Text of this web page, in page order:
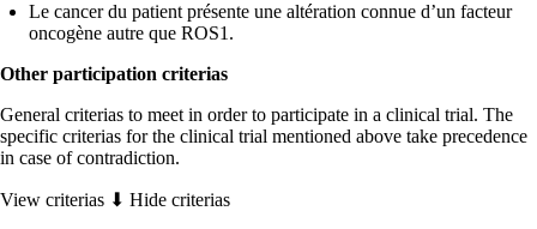
Le cancer du patient présente une altération connue d’un facteur
oncogène autre que ROS1.
Other participation criterias
General criterias to meet in order to participate in a clinical trial. The
specific criterias for the clinical trial mentioned above take precedence
in case of contradiction.
View criterias ⬇ Hide criterias